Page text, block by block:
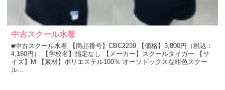
中古スクール水着
■中古スクール水着 【商品番号】CBC2239 【価格】3,800円（税込：
4,180円） 【学校名】指定なし 【メーカー】スクールタイガー 【サ
イズ】M 【素材】ポリエステル100％ オーソドックスな紺色スクー
ル...